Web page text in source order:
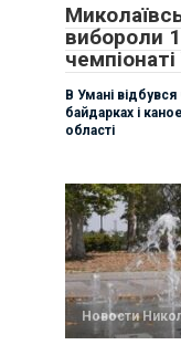
вибороли
чемпіонаті
В Умані
байдарках і
області
Новости